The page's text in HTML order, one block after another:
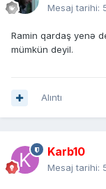
Mesaj tarihi:
Ramin qardaş yenə
mümkün deyil.
Alıntı
Karb10
Mesaj tarihi: